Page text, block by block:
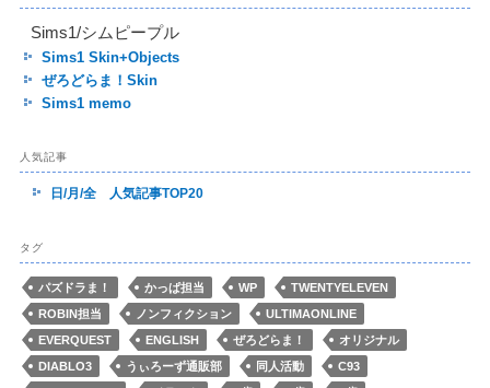
Sims1/シムピープル
Sims1 Skin+Objects
ぜろどらま！Skin
Sims1 memo
人気記事
日/月/全 人気記事TOP20
タグ
パズドラま！ かっぱ担当 WP
TWENTYELEVEN
ROBIN担当
ノンフィクション
ULTIMAONLINE
EVERQUEST
ENGLISH ぜろどらま！
オリジナル
DIABLO3
うぃろーず通販部 同人活動
C93